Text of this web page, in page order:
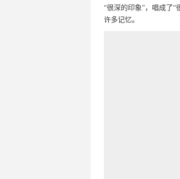
“很深的印象”，唱成了
许多记忆。